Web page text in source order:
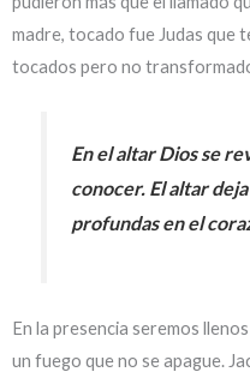
madre, tocado fue Judas que
tocados pero no
En el altar Dios se
conocer. El altar
profundas en el
En la presencia seremos
un fuego que no se apague.